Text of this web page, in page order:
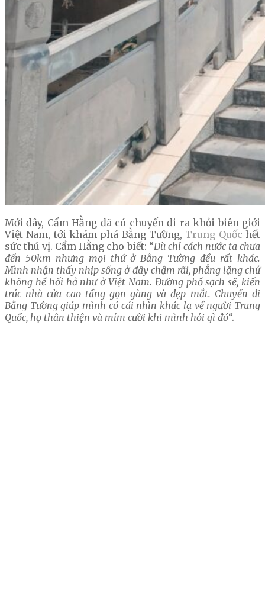
Mới đây, Cẩm Hằng đã có chuyến đi ra khỏi biên giới
Việt Nam, tới khám phá Bằng Tường, Trung Quốc hết
sức thú vị. Cẩm Hằng cho biết: “Dù chỉ cách nước ta chưa
đến 50km nhưng mọi thứ ở Bằng Tường đều rất khác.
Mình nhận thấy nhịp sống ở đây chậm rãi, phẳng lặng chứ
không hề hối hả như ở Việt Nam. Đường phố sạch sẽ, kiến
trúc nhà cửa cao tầng gọn gàng và đẹp mắt. Chuyến đi
Bằng Tường giúp mình có cái nhìn khác lạ về người Trung
Quốc, họ thân thiện và mỉm cười khi mình hỏi gì đó“.